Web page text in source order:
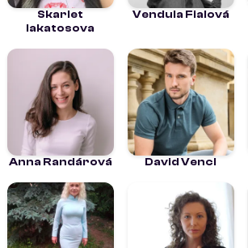
Skarlet
lakatosova
Vendula Fialová
Anna Randárová David Vencl